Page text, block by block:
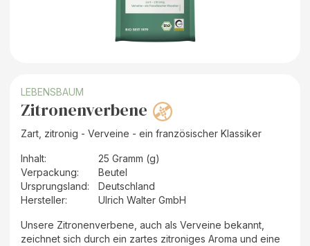
LEBENSBAUM
Zitronenverbene
Zart, zitronig - Verveine - ein französischer Klassiker
Inhalt:
25 Gramm (g)
Verpackung:
Beutel
Ursprungsland:
Deutschland
Hersteller: Ulrich Walter GmbH
Unsere Zitronenverbene, auch als Verveine bekannt,
zeichnet sich durch ein zartes zitroniges Aroma und eine